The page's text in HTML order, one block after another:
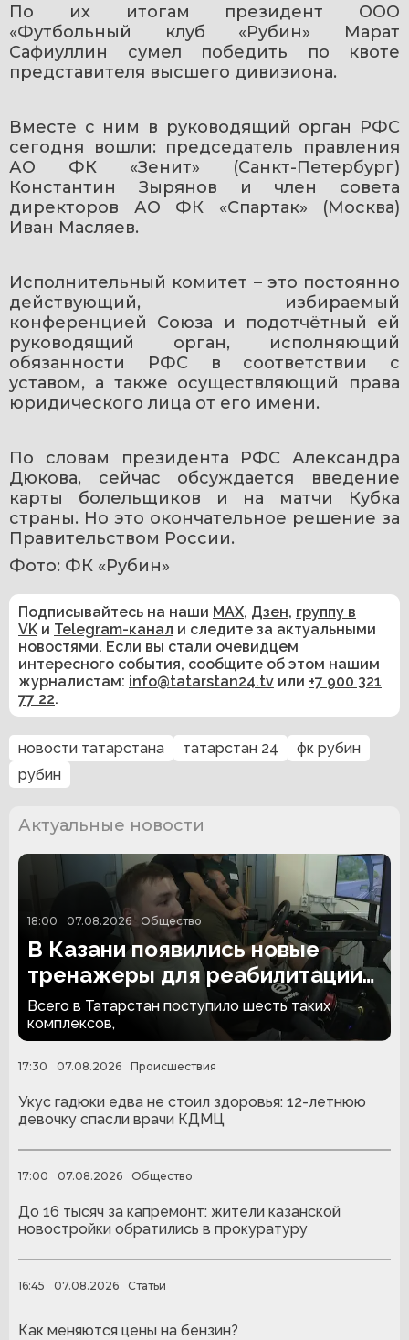
По их итогам президент ООО
«Футбольный клуб «Рубин» Марат
Сафиуллин сумел победить по квоте
представителя высшего дивизиона.
Вместе с ним в руководящий орган РФС
сегодня вошли: председатель правления
АО ФК «Зенит» (Санкт-Петербург)
Константин Зырянов и член совета
директоров АО ФК «Спартак» (Москва)
Иван Масляев.
Исполнительный комитет – это постоянно
действующий, избираемый
конференцией Союза и подотчётный ей
руководящий орган, исполняющий
обязанности РФС в соответствии с
уставом, а также осуществляющий права
юридического лица от его имени.
По словам президента РФС Александра
Дюкова, сейчас обсуждается введение
карты болельщиков и на матчи Кубка
страны. Но это окончательное решение за
Правительством России.
Фото: ФК «Рубин»
Подписывайтесь на наши MAX, Дзен, группу в
VK и Telegram-канал и следите за актуальными
новостями. Если вы стали очевидцем
интересного события, сообщите об этом нашим
журналистам: info@tatarstan24.tv или +7 900 321
77 22.
новости татарстана татарстан 24
фк рубин
рубин
Актуальные новости
18:00 07.08.2026 Общество
В Казани появились новые
тренажеры для реабилитации
людей с ампутациями
Всего в Татарстан поступило шесть таких
комплексов,
17:30 07.08.2026 Происшествия
Укус гадюки едва не стоил здоровья: 12-летнюю
девочку спасли врачи КДМЦ
17:00 07.08.2026 Общество
До 16 тысяч за капремонт: жители казанской
новостройки обратились в прокуратуру
16:45 07.08.2026 Статьи
Как меняются цены на бензин?